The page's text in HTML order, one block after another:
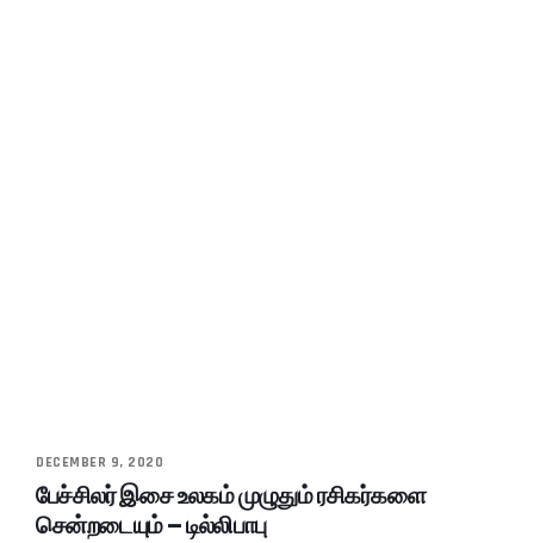
DECEMBER 9, 2020
பேச்சிலர் இசை உலகம் முழுதும் ரசிகர்களை
சென்றடையும் – டில்லிபாபு